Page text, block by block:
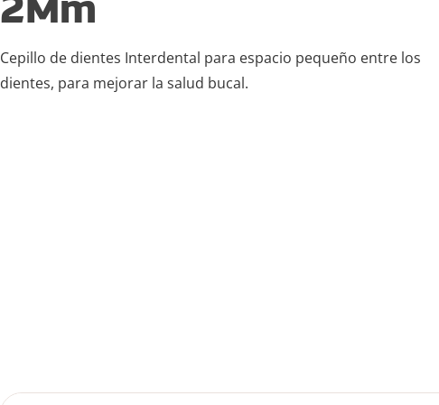
Cepillo de dientes Interdental para espacio pequeño entre los
dientes, para mejorar la salud bucal.